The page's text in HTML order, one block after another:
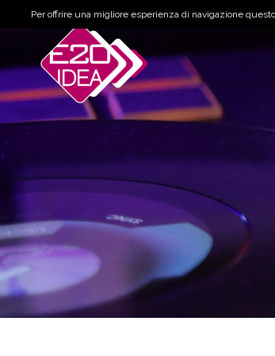
Per offrire una migliore esperienza di navigazione